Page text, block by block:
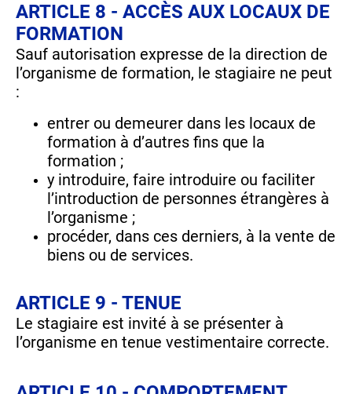
ARTICLE 8 - ACCÈS AUX LOCAUX DE
FORMATION
Sauf autorisation expresse de la direction de
l’organisme de formation, le stagiaire ne peut
:
entrer ou demeurer dans les locaux de
formation à d’autres fins que la
formation ;
y introduire, faire introduire ou faciliter
l’introduction de personnes étrangères à
l’organisme ;
procéder, dans ces derniers, à la vente de
biens ou de services.
ARTICLE 9 - TENUE
Le stagiaire est invité à se présenter à
l’organisme en tenue vestimentaire correcte.